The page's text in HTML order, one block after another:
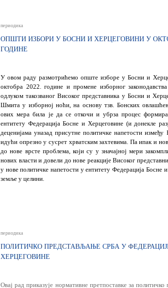
периодика
ОПШТИ ИЗБОРИ У БОСНИ И ХЕРЦЕГОВИНИ У
ГОДИНЕ
У овом раду размотрићемо опште изборе у Босни и
октобра 2022. године и промене изборног
одлуком такозваног Високог представника у Босни и
Шмита у изборној ноћи, на основу тзв. Бонских
ових мера била је да се откочи и убрза процес
ентитету Федерација Босне и Херцеговине (и донекле
деценијама уназад присутне политичке напетости
идући опрезно у сусрет хрватским захтевима. Па ипак и
до нове врсте проблема, који су у значајној мери
нових власти и довели до нове реакције Високог
у нове политичке напетости у ентитету Федерација Босне
земље у целини.
периодика
ПОЛИТИЧКО ПРЕДСТАВЉАЊЕ СРБА У
ХЕРЦЕГОВИНЕ
Овај рад приказује нормативне претпоставке за